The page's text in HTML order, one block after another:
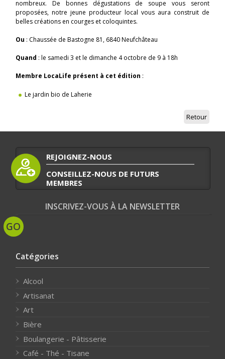
nombreux. De bonnes dégustations de soupe vous seront
proposées, notre jeune producteur local vous aura construit de
belles créations en courges et coloquintes.
Ou : Chaussée de Bastogne 81, 6840 Neufchâteau
Quand : le samedi 3 et le dimanche 4 octobre de 9 à 18h
Membre LocaLife présent à cet édition :
Le jardin bio de Laherie
Retour
REJOIGNEZ-NOUS
CONSEILLEZ-NOUS DE FUTURS
MEMBRES
INSCRIVEZ-VOUS À LA NEWSLETTER
Catégories
Alcool
Artisanat
Art
Bière
Boulangerie - Pâtisserie
Café - Thé - Tisane